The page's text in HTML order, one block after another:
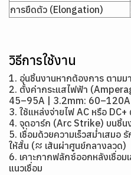
การยืดตัว (Elongation)
วิธีการใช้งาน
1. อุ่นชิ้นงานหากต้องการ ตามม
2. ตั้งค่ากระแสไฟฟ้า
45–95A | 3.2mm:
3. ใช้แหล่งจ่ายไฟ AC หรือ
4. จุดอาร์ก (Arc Strike) บนชิ้น
5. เชื่อมด้วยความเร็วสม่ำเสมอ
ให้สั้น (≈ เส้นผ่าศูนย์กลางลวด)
6. เคาะกากฟลักซ์ออกหลังเชื่อ
แนวเชื่อม